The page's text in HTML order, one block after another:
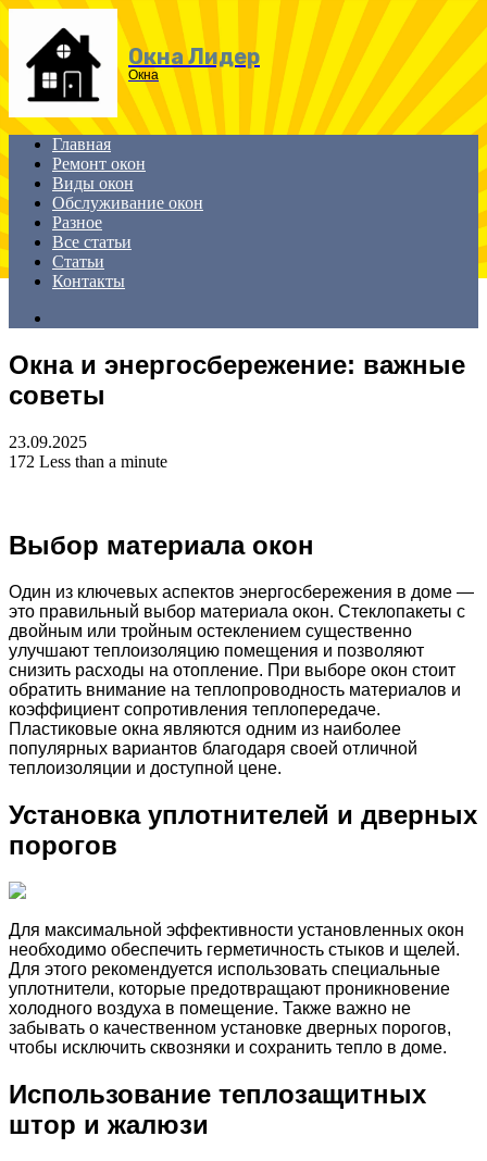
Menu
Окна Лидер
Окна
Главная
Ремонт окон
Виды окон
Обслуживание окон
Разное
Все статьи
Статьи
Контакты
Окна и энергосбережение: важные
советы
23.09.2025
172 Less than a minute
Выбор материала окон
Один из ключевых аспектов энергосбережения в доме —
это правильный выбор материала окон. Стеклопакеты с
двойным или тройным остеклением существенно
улучшают теплоизоляцию помещения и позволяют
снизить расходы на отопление. При выборе окон стоит
обратить внимание на теплопроводность материалов и
коэффициент сопротивления теплопередаче.
Пластиковые окна являются одним из наиболее
популярных вариантов благодаря своей отличной
теплоизоляции и доступной цене.
Установка уплотнителей и дверных
порогов
Для максимальной эффективности установленных окон
необходимо обеспечить герметичность стыков и щелей.
Для этого рекомендуется использовать специальные
уплотнители, которые предотвращают проникновение
холодного воздуха в помещение. Также важно не
забывать о качественном установке дверных порогов,
чтобы исключить сквозняки и сохранить тепло в доме.
Использование теплозащитных
штор и жалюзи